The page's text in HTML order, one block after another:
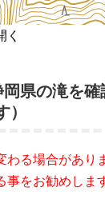
く
岡県の滝を確
わる場合があり
をお勧めしま